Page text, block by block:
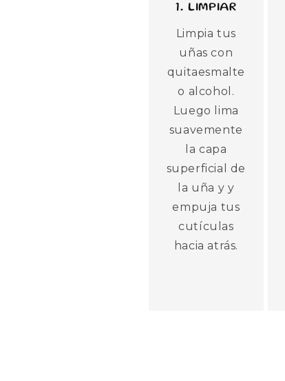
1. LIMPIAR
Limpia tus
uñas con
quitaesmalte
o alcohol.
Luego lima
suavemente
la capa
superficial de
la uña y y
empuja tus
cutículas
hacia atrás.